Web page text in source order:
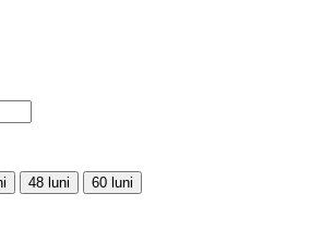
48 luni 60 luni